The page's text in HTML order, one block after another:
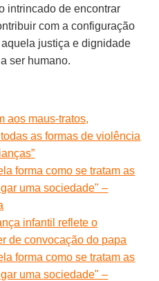
intrincado de encontrar
com a configuração
justiça e dignidade
ser humano.
aos maus-tratos,
as formas de violência
forma como se tratam as
uma sociedade" –
infantil reflete o
de convocação do papa
forma como se tratam as
uma sociedade" –